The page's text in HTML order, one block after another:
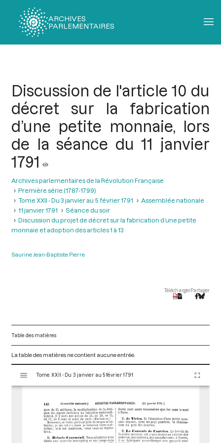
ARCHIVES
PARLEMENTAIRES
Discussion de l'article 10 du
décret sur la fabrication
d’une petite monnaie, lors
de la séance du 11 janvier
1791
Archives parlementaires de la Révolution Française
Première série (1787-1799)
Tome XXII - Du 3 janvier au 5 février 1791
Assemblée nationale
11 janvier 1791
Séance du soir
Discussion du projet de décret sur la fabrication d’une petite
monnaie et adoption des articles 1 à 13
Saurine Jean-Baptiste Pierre
TéléchargerPartager
Table des matières
La table des matières ne contient aucune entrée.
s
Tome XXII - Du 3 janvier au 5 février 1791